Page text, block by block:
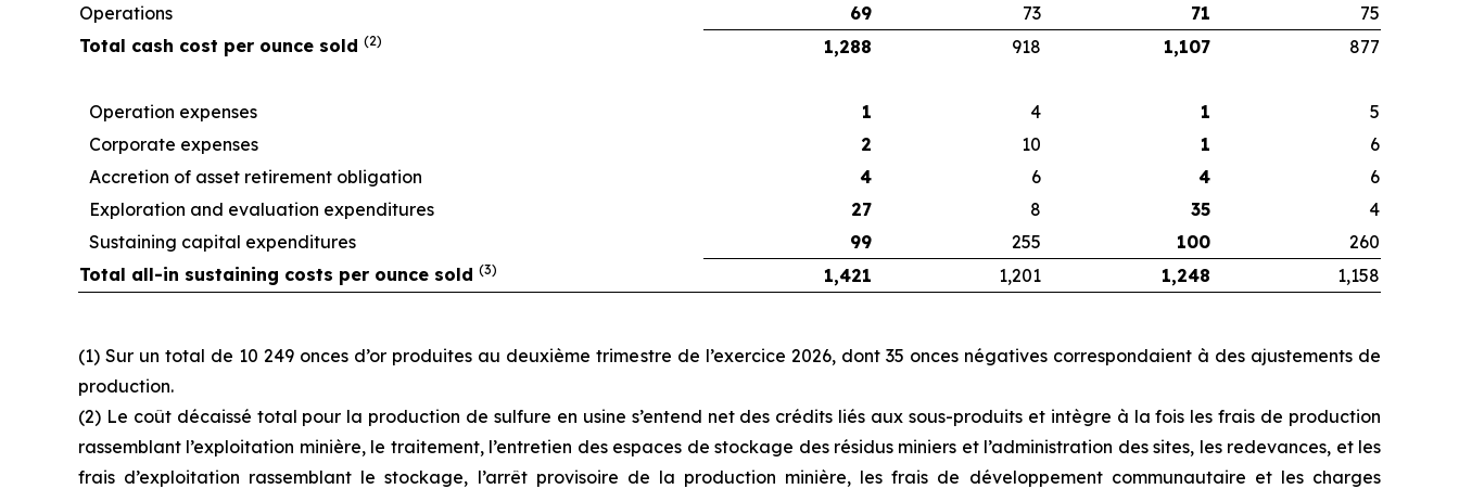
Operations
69 73 71
75
Total cash cost per ounce sold (2) 1,288 918 1,107 877
Operation expenses 1 4 1
5
Corporate expenses
2 10 1
6
Accretion of asset retirement obligation
4 6 4
6
Exploration and evaluation expenditures
27 8 35
4
Sustaining capital expenditures
99 255 100
260
Total all-in sustaining costs per ounce sold (3) 1,421 1,201 1,248 1,158
(1) Sur un total de 10 249 onces d’or produites au deuxième trimestre de l’exercice 2026, dont 35 onces négatives correspondaient à des ajustements de
production.
(2) Le coût décaissé total pour la production de sulfure en usine s’entend net des crédits liés aux sous-produits et intègre à la fois les frais de production
rassemblant l’exploitation minière, le traitement, l’entretien des espaces de stockage des résidus miniers et l’administration des sites, les redevances, et les
frais d’exploitation rassemblant le stockage, l’arrêt provisoire de la production minière, les frais de développement communautaire et les charges